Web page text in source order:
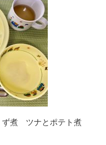
煮 ツナとポテト煮